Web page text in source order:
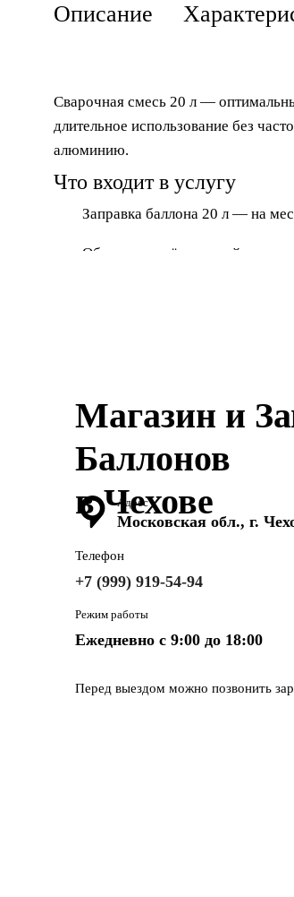
Описание
Сварочная смесь 20 л —
длительное использование без
алюминию.
Что входит в услугу
Заправка баллона 20 л — на
Обмен — сдаёте пустой,
Почему выбирают нас
Готовые к работе баллоны
Выбор форматов— заправка,
Быстрая доставка
Объём: 20 литров —
Магазин и
Баллонов
в Чехове
Адрес
Московская обл., г.
Телефон
+7 (999) 919-54-94
Режим работы
Ежедневно с 9:00 до 18:00
Перед выездом можно позвонить